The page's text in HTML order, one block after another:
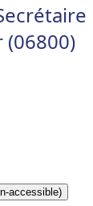
(06800)
accessible)